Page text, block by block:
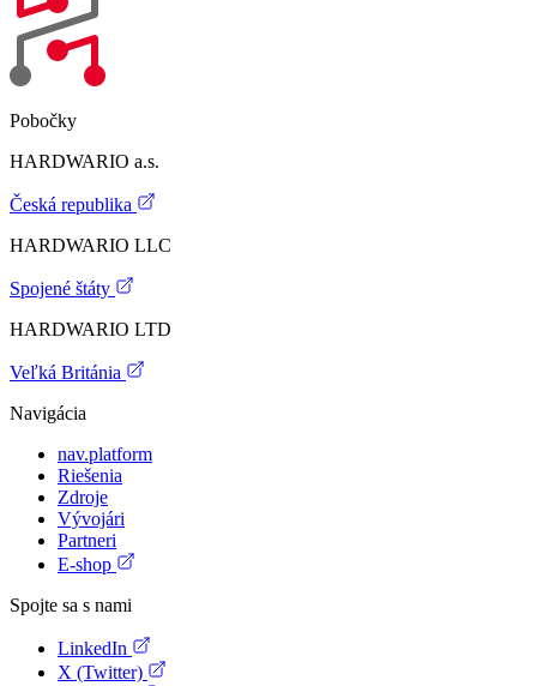
Pobočky
HARDWARIO a.s.
Česká republika
HARDWARIO LLC
Spojené štáty
HARDWARIO LTD
Veľká Británia
Navigácia
nav.platform
Riešenia
Zdroje
Vývojári
Partneri
E-shop
Spojte sa s nami
LinkedIn
X (Twitter)